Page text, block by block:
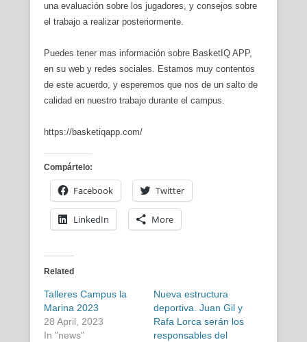
una evaluación sobre los jugadores, y consejos sobre
el trabajo a realizar posteriormente.
Puedes tener mas información sobre BasketIQ APP,
en su web y redes sociales. Estamos muy contentos
de este acuerdo, y esperemos que nos de un salto de
calidad en nuestro trabajo durante el campus.
https://basketiqapp.com/
Compártelo:
Facebook Twitter
LinkedIn More
Related
Talleres Campus la
Marina 2023
28 April, 2023
In "news"
Nueva estructura
deportiva. Juan Gil y
Rafa Lorca serán los
responsables del